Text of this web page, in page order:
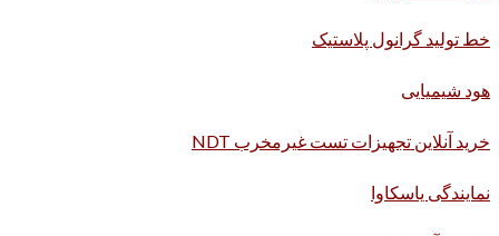
خط تولید گرانول پلاستیک
هود شیمیایی
خرید آنلاین تجهیزات تست غیرمخرب NDT
نمایندگی یاسکاوا